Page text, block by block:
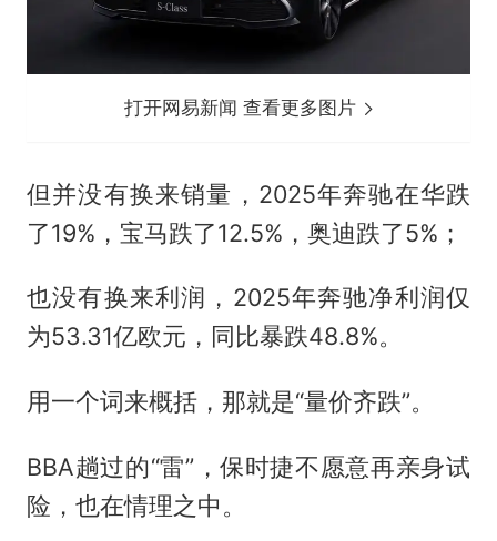
打开网易新闻 查看更多图片
但并没有换来销量，2025年奔驰在华跌
了19%，宝马跌了12.5%，奥迪跌了5%；
也没有换来利润，2025年奔驰净利润仅
为53.31亿欧元，同比暴跌48.8%。
用一个词来概括，那就是“量价齐跌”。
BBA趟过的“雷”，保时捷不愿意再亲身试
险，也在情理之中。